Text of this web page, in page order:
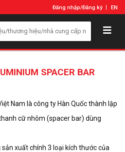
Đăng nhập/Đăng ký EN
SPACER BAR
Nam là công ty Hàn Quốc thành lập
cữ nhôm (spacer bar) dùng
xuất chính 3 loại kích thước của